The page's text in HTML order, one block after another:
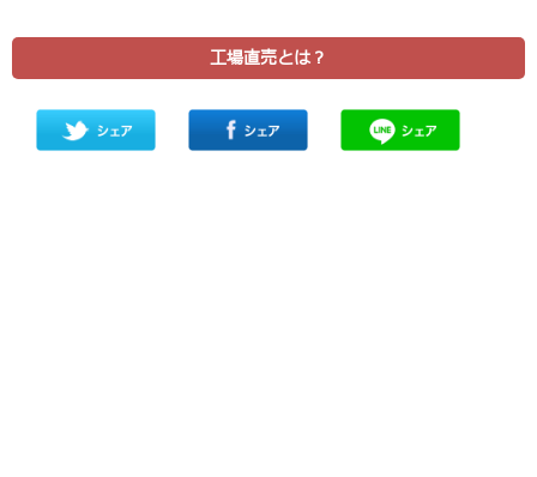
工場直売とは？